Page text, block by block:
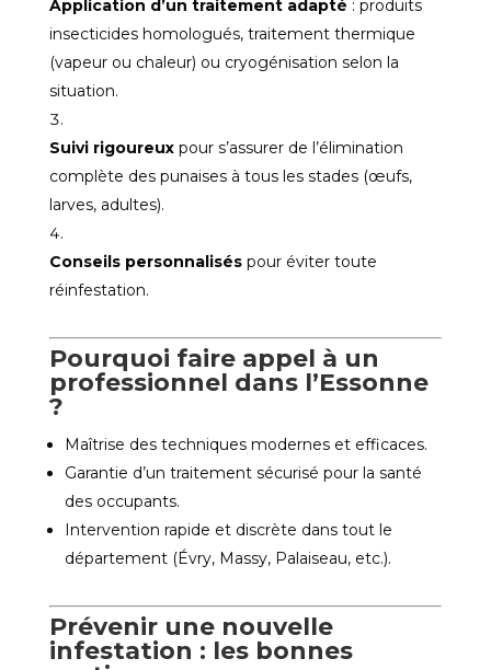
Application d’un traitement adapté : produits
insecticides homologués, traitement thermique
(vapeur ou chaleur) ou cryogénisation selon la
situation.
Suivi rigoureuxpour s’assurer de l’élimination
complète des punaises à tous les stades (œufs,
larves, adultes).
Conseils personnaliséspour éviter toute
réinfestation.
Pourquoi faire appel à un
professionnel dans l’Essonne
?
Maîtrise des techniques modernes et efficaces.
Garantie d’un traitement sécurisé pour la santé
des occupants.
Intervention rapide et discrète dans tout le
département (Évry, Massy, Palaiseau, etc.).
Prévenir une nouvelle
infestation : les bonnes